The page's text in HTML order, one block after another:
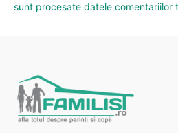
sunt procesate datele comentariilor